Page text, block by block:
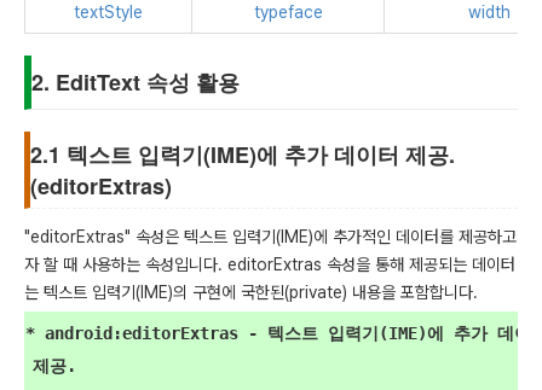
textStyle typeface width
2. EditText 속성 활용
2.1 텍스트 입력기(IME)에 추가 데이터 제공.
(editorExtras)
"editorExtras" 속성은 텍스트 입력기(IME)에 추가적인 데이터를 제공하고
자 할 때 사용하는 속성입니다. editorExtras 속성을 통해 제공되는 데이터
는 텍스트 입력기(IME)의 구현에 국한된(private) 내용을 포함합니다.
터 제공.